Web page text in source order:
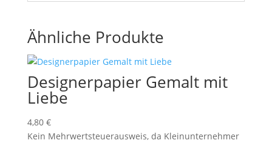
Ähnliche Produkte
Designerpapier Gemalt mit
Liebe
4,80 €
Kein Mehrwertsteuerausweis, da Kleinunternehmer